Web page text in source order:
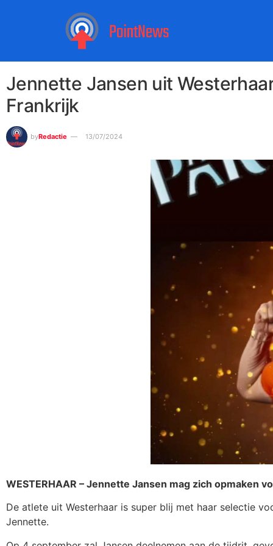
Jennette Jansen uit
Frankrijk
byRedactie 13/07/2024
WESTERHAAR – Jennette Jansen mag zich opmaken
De atlete uit Westerhaar is super blij met haar selectie
Jennette.